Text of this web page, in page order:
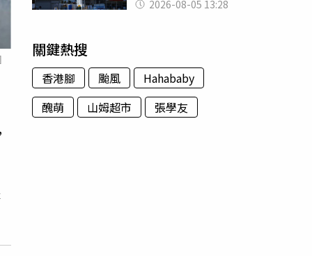
友狂背物資上山：
2026-08-05 13:28
關鍵熱搜
香港腳 颱風
Hahababy
醜萌
山姆超市 張學友